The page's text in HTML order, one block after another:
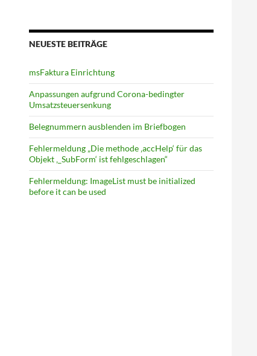
NEUESTE BEITRÄGE
msFaktura Einrichtung
Anpassungen aufgrund Corona-bedingter
Umsatz­steuer­senkung
Belegnummern ausblenden im Briefbogen
Fehlermeldung „Die methode ‚accHelp‘ für das
Objekt ‚_SubForm‘ ist fehlgeschlagen“
Fehlermeldung: ImageList must be initialized
before it can be used